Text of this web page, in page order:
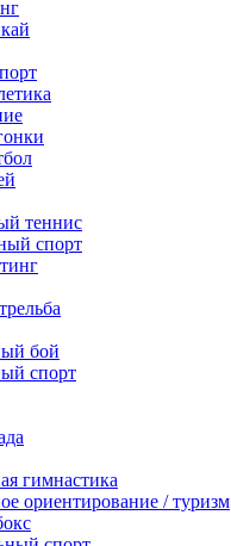
теннис
спорт
бой
спорт
гимнастика
ориентирование / туризм